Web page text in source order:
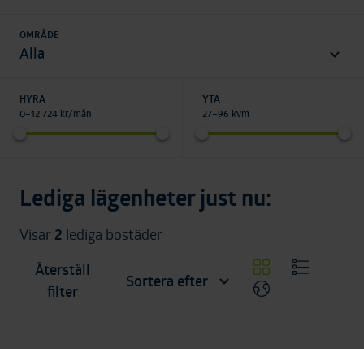
OMRÅDE
Alla
HYRA
0–12 724 kr/mån
YTA
27–96 kvm
Lediga lägenheter just nu:
Visar 2 lediga bostäder
Återställ
filterÅterställ filter
Sortera efter Använd